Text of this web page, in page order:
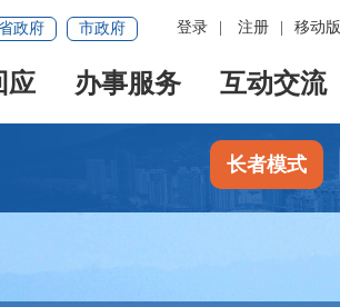
登录 注册 移动版
政府 市政府
应 办事服务 互动交流
长者模式